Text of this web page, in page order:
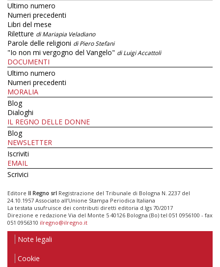
Ultimo numero
Numeri precedenti
Libri del mese
Riletture di Mariapia Veladiano
Parole delle religioni di Piero Stefani
"Io non mi vergogno del Vangelo" di Luigi Accattoli
DOCUMENTI
Ultimo numero
Numeri precedenti
MORALIA
Blog
Dialoghi
IL REGNO DELLE DONNE
Blog
NEWSLETTER
Iscriviti
EMAIL
Scrivici
Editore Il Regno srl Registrazione del Tribunale di Bologna N. 2237 del
24.10.1957 Associato all’Unione Stampa Periodica Italiana
La testata usufruisce dei contributi diretti editoria d.lgs 70/2017
Direzione e redazione Via del Monte 5 40126 Bologna (Bo) tel 051 0956100 - fax
051 0956310 ilregno@ilregno.it
Note legali
Cookie